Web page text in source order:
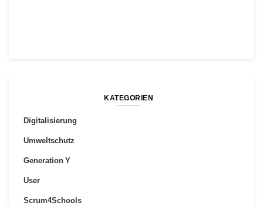
KATEGORIEN
Digitalisierung
Umweltschutz
Generation Y
User
Scrum4Schools